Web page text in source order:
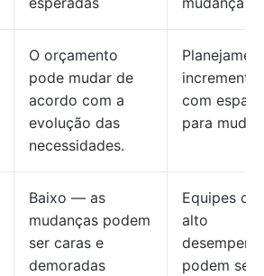
O orçamento
pode mudar de
acordo com a
evolução das
necessidades.
incremental
com
para
Baixo — as
mudanças podem
ser caras e
demoradas
Equipes de
alto
podem se